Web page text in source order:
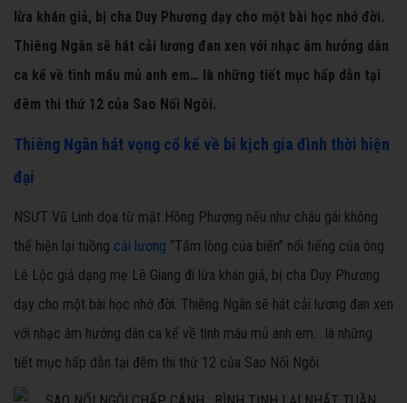
lừa khán giả, bị cha Duy Phương dạy cho một bài học nhớ đời.
Thiêng Ngân sẽ hát cải lương đan xen với nhạc âm hưởng dân
ca kể về tình máu mủ anh em… là những tiết mục hấp dẫn tại
đêm thi thứ 12 của Sao Nối Ngôi.
Thiêng Ngân hát vọng cổ kể về bi kịch gia đình thời hiện
đại
NSƯT Vũ Linh dọa từ mặt Hồng Phượng nếu như cháu gái không
thể hiện lại tuồng cải lương “Tấm lòng của biển” nổi tiếng của ông.
Lê Lộc giả dạng mẹ Lê Giang đi lừa khán giả, bị cha Duy Phương
dạy cho một bài học nhớ đời. Thiêng Ngân sẽ hát cải lương đan xen
với nhạc âm hưởng dân ca kể về tình máu mủ anh em… là những
tiết mục hấp dẫn tại đêm thi thứ 12 của Sao Nối Ngôi.